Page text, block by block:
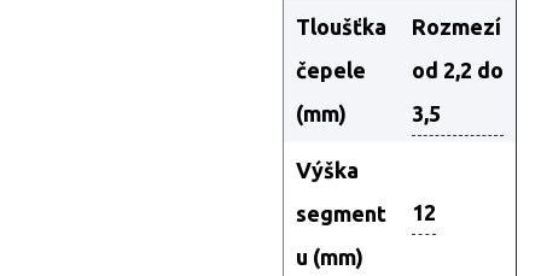
Tloušťka
čepele
(mm)
Rozmezí
od 2,2 do
3,5
Výška
segment
u (mm)
12